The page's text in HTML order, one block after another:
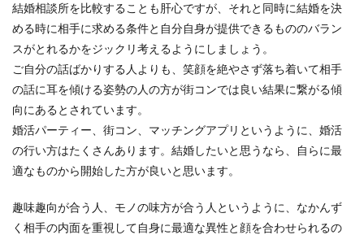
結婚相談所を比較することも肝心ですが、それと同時に結婚を決
める時に相手に求める条件と自分自身が提供できるもののバラン
スがとれるかをジックリ考えるようにしましょう。
ご自分の話ばかりする人よりも、笑顔を絶やさず落ち着いて相手
の話に耳を傾ける姿勢の人の方が街コンでは良い結果に繋がる傾
向にあるとされています。
婚活パーティー、街コン、マッチングアプリというように、婚活
の行い方はたくさんあります。結婚したいと思うなら、自らに最
適なものから開始した方が良いと思います。
趣味趣向が合う人、モノの味方が合う人というように、なかんず
く相手の内面を重視して自身に最適な異性と顔を合わせられるの